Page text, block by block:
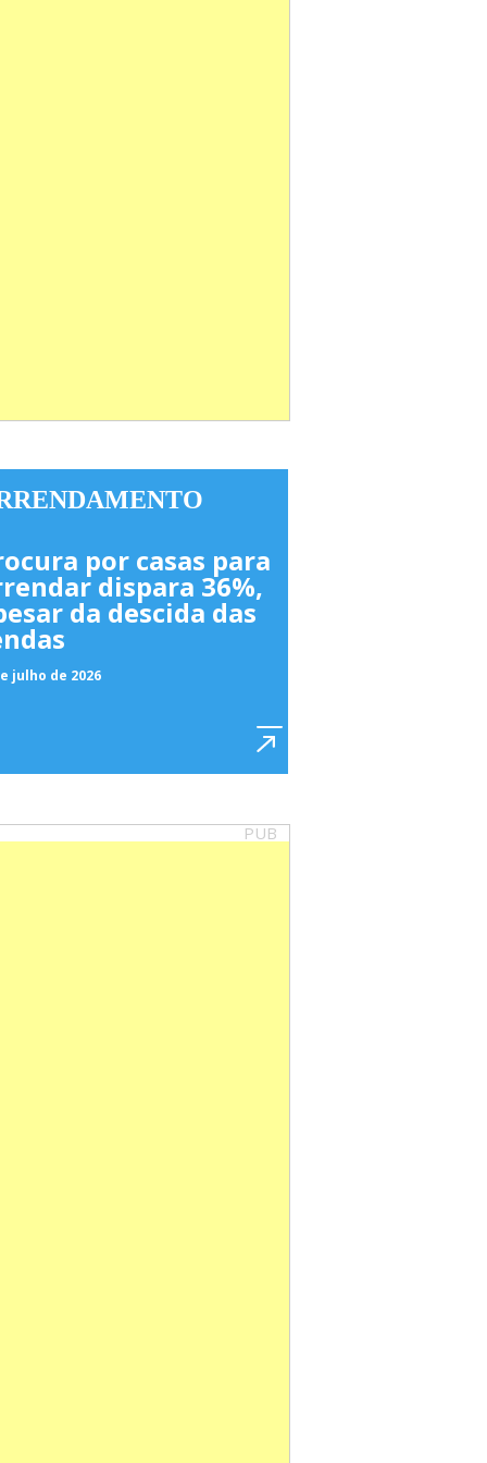
por casas para
dispara 36%,
da descida das
julho de 2026
PUB